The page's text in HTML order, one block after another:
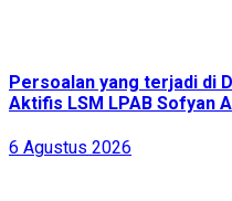
Persoalan yang terjadi di
Aktifis LSM LPAB Sofyan
6 Agustus 2026